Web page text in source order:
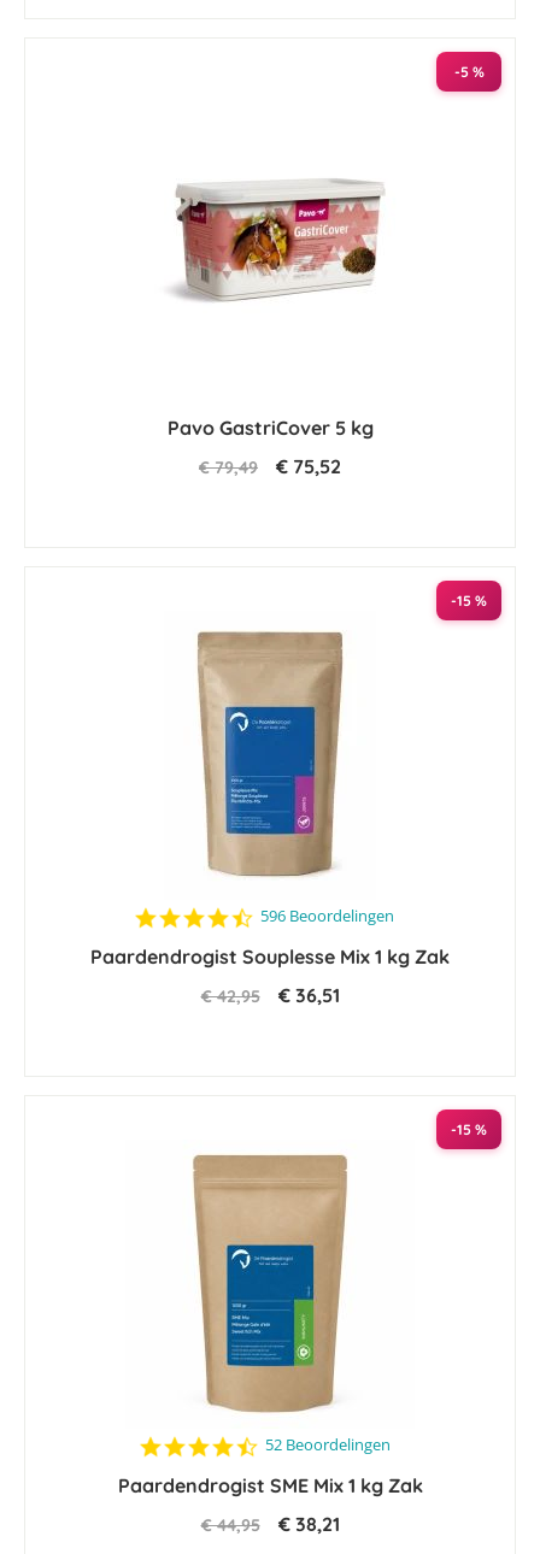
-5 %
Pavo GastriCover 5 kg
€ 79,49 € 75,52
-15 %
4.6
rating
596 Beoordelingen
Paardendrogist Souplesse Mix 1 kg Zak
€ 42,95 € 36,51
-15 %
4.6
rating
52 Beoordelingen
Paardendrogist SME Mix 1 kg Zak
€ 44,95 € 38,21